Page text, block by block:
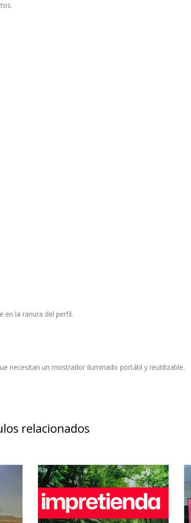
en la ranura del perfil.
necesitan un mostrador iluminado portátil y reutilizable.
relacionados